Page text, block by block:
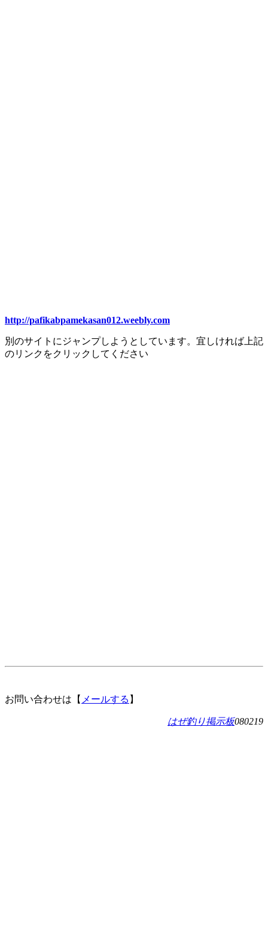
http://pafikabpamekasan012.weebly.com
別のサイトにジャンプしようとしています。宜しければ上記
のリンクをクリックしてください
お問い合わせは【 メールする 】
はぜ釣り掲示板080219